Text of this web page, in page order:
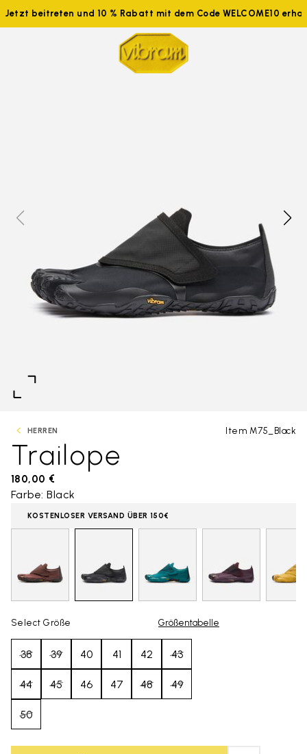
Jetzt beitreten und 10 % Rabatt mit dem Code WELCOME10
HERREN Item M75_Black
Trailope
180,00 €
Farbe: Black
KOSTENLOSER VERSAND ÜBER 150€
Select Größe Größentabelle
38 39 40 41 42 43
44 45 46 47 48 49
50